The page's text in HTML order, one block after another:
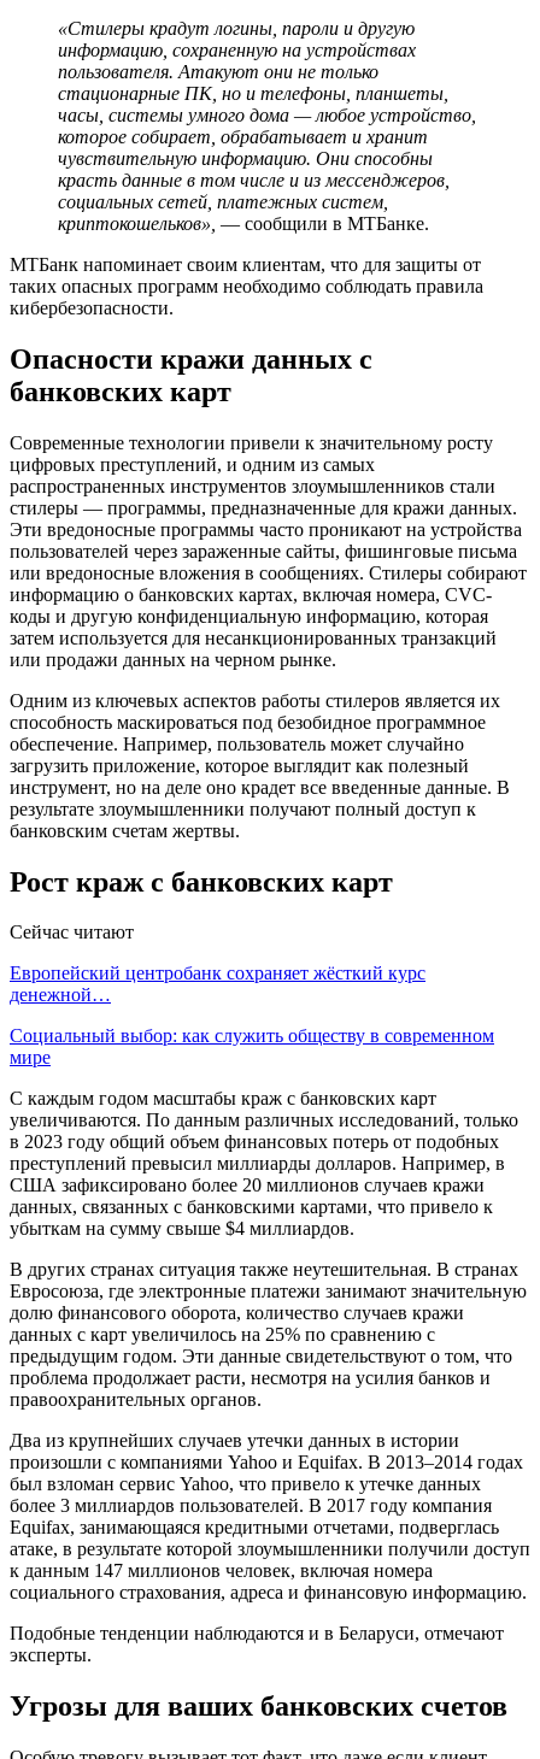
«Стилеры крадут логины, пароли и другую
информацию, сохраненную на устройствах
пользователя. Атакуют они не только
стационарные ПК, но и телефоны, планшеты,
часы, системы умного дома — любое устройство,
которое собирает, обрабатывает и хранит
чувствительную информацию. Они способны
красть данные в том числе и из мессенджеров,
социальных сетей, платежных систем,
криптокошельков», — сообщили в МТБанке.
МТБанк напоминает своим клиентам, что для защиты от
таких опасных программ необходимо соблюдать правила
кибербезопасности.
Опасности кражи данных с
банковских карт
Современные технологии привели к значительному росту
цифровых преступлений, и одним из самых
распространенных инструментов злоумышленников стали
стилеры — программы, предназначенные для кражи данных.
Эти вредоносные программы часто проникают на устройства
пользователей через зараженные сайты, фишинговые письма
или вредоносные вложения в сообщениях. Стилеры собирают
информацию о банковских картах, включая номера, CVC-
коды и другую конфиденциальную информацию, которая
затем используется для несанкционированных транзакций
или продажи данных на черном рынке.
Одним из ключевых аспектов работы стилеров является их
способность маскироваться под безобидное программное
обеспечение. Например, пользователь может случайно
загрузить приложение, которое выглядит как полезный
инструмент, но на деле оно крадет все введенные данные. В
результате злоумышленники получают полный доступ к
банковским счетам жертвы.
Рост краж с банковских карт
Сейчас читают
Европейский центробанк сохраняет жёсткий курс
денежной…
Социальный выбор: как служить обществу в современном
мире
С каждым годом масштабы краж с банковских карт
увеличиваются. По данным различных исследований, только
в 2023 году общий объем финансовых потерь от подобных
преступлений превысил миллиарды долларов. Например, в
США зафиксировано более 20 миллионов случаев кражи
данных, связанных с банковскими картами, что привело к
убыткам на сумму свыше $4 миллиардов.
В других странах ситуация также неутешительная. В странах
Евросоюза, где электронные платежи занимают значительную
долю финансового оборота, количество случаев кражи
данных с карт увеличилось на 25% по сравнению с
предыдущим годом. Эти данные свидетельствуют о том, что
проблема продолжает расти, несмотря на усилия банков и
правоохранительных органов.
Два из крупнейших случаев утечки данных в истории
произошли с компаниями Yahoo и Equifax. В 2013–2014 годах
был взломан сервис Yahoo, что привело к утечке данных
более 3 миллиардов пользователей. В 2017 году компания
Equifax, занимающаяся кредитными отчетами, подверглась
атаке, в результате которой злоумышленники получили доступ
к данным 147 миллионов человек, включая номера
социального страхования, адреса и финансовую информацию.
Подобные тенденции наблюдаются и в Беларуси, отмечают
эксперты.
Угрозы для ваших банковских счетов